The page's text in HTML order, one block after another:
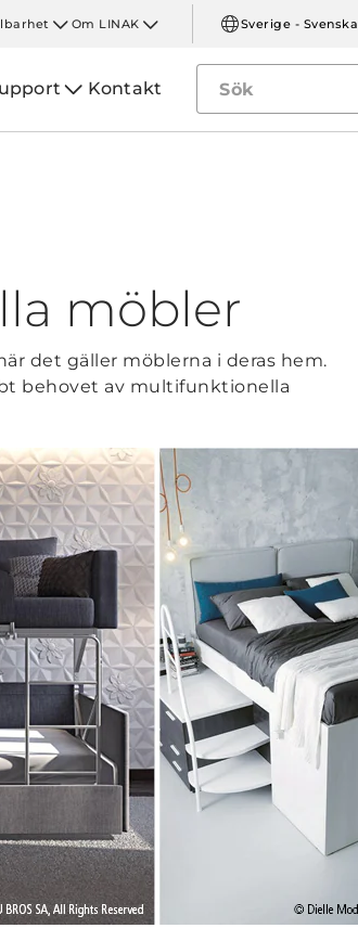
Om LINAK Sverige - Svenska
Kontakt
möbler
det gäller möblerna i deras hem.
behovet av multifunktionella